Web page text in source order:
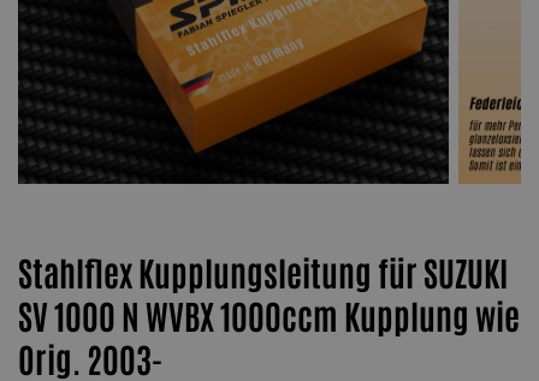
Stahlflex Kupplungsleitung für SUZUKI
SV 1000 N WVBX 1000ccm Kupplung wie
Orig. 2003-